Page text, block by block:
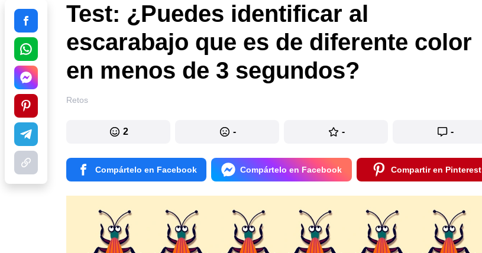
Test: ¿Puedes identificar al
escarabajo que es de diferente color
en menos de 3 segundos?
Retos
2 - - -
Compártelo en Facebook Compártelo en Facebook Compartir en Pinterest